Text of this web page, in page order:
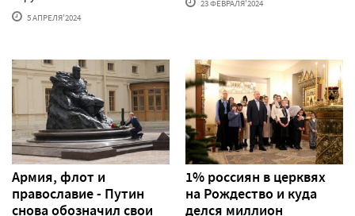
5 АПРЕЛЯ'2024
23 ФЕВРАЛЯ'2024
Армия, флот и
православие - Путин
снова обозначил свои
1% россиян в церквях
на Рождество и куда
делся миллион